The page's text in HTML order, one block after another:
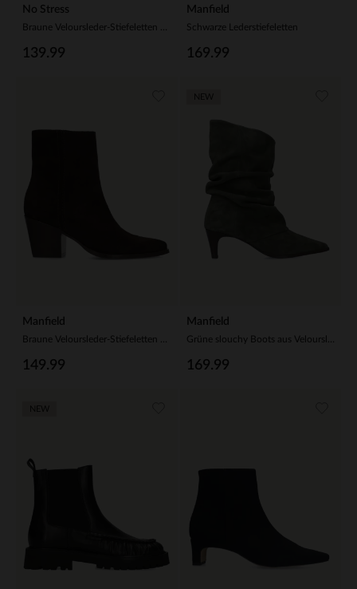
No Stress
139.99
Manfield
Schwarze Lederstiefeletten
169.99
Manfield
149.99
Manfield
169.99